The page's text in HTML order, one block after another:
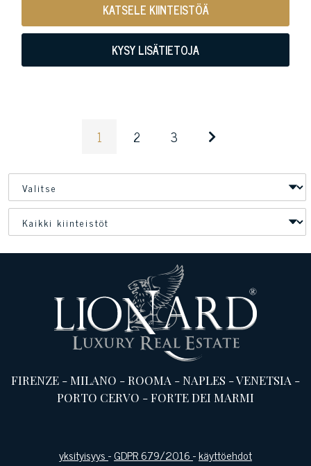
KATSELE KIINTEISTÖÄ
KYSY LISÄTIETOJA
1 2 3
FIRENZE -MILANO -ROOMA -NAPLES -VENETSIA -
PORTO CERVO -FORTE DEI MARMI
yksityisyys-GDPR 679/2016-käyttöehdot